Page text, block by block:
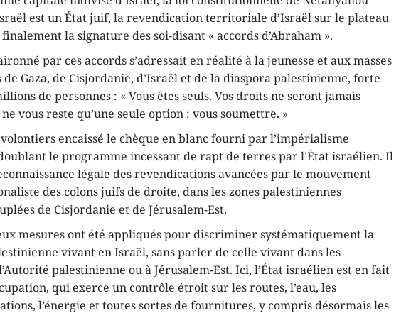
est un État juif, la revendication territoriale d’Israël sur le plateau
la signature des soi-disant « accords d’Abraham ».
par ces accords s’adressait en réalité à la jeunesse et aux masses
Gaza, de Cisjordanie, d’Israël et de la diaspora palestinienne, forte
de personnes : « Vous êtes seuls. Vos droits ne seront jamais
vous reste qu’une seule option : vous soumettre. »
encaissé le chèque en blanc fourni par l’impérialisme
le programme incessant de rapt de terres par l’État israélien. Il
légale des revendications avancées par le mouvement
des colons juifs de droite, dans les zones palestiniennes
de Cisjordanie et de Jérusalem-Est.
mesures ont été appliqués pour discriminer systématiquement la
vivant en Israël, sans parler de celle vivant dans les
palestinienne ou à Jérusalem-Est. Ici, l’État israélien est en fait
qui exerce un contrôle étroit sur les routes, l’eau, les
l’énergie et toutes sortes de fournitures, y compris désormais les